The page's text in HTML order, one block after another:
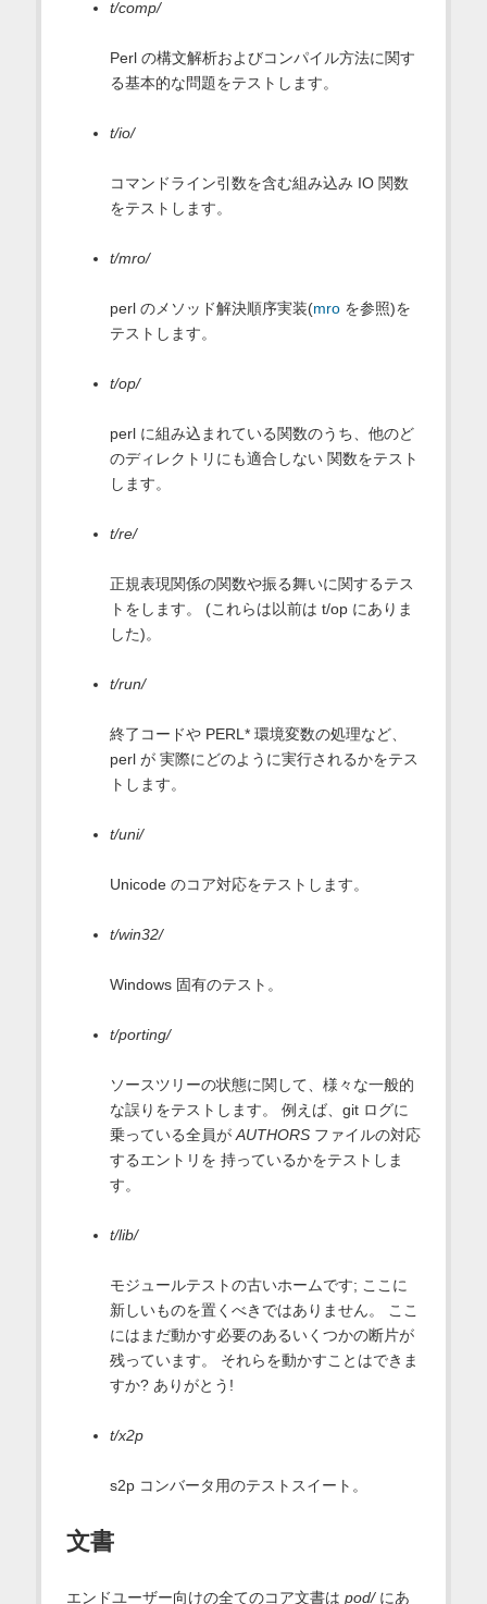
t/comp/
Perl の構文解析およびコンパイル方法に関す
る基本的な問題をテストします。
t/io/
コマンドライン引数を含む組み込み IO 関数
をテストします。
t/mro/
perl のメソッド解決順序実装(mroを参照)を
テストします。
t/op/
perl に組み込まれている関数のうち、他のど
のディレクトリにも適合しない 関数をテスト
します。
t/re/
正規表現関係の関数や振る舞いに関するテス
トをします。 (これらは以前は t/op にありま
した)。
t/run/
終了コードや PERL* 環境変数の処理など、
perl が 実際にどのように実行されるかをテス
トします。
t/uni/
Unicode のコア対応をテストします。
t/win32/
Windows 固有のテスト。
t/porting/
ソースツリーの状態に関して、様々な一般的
な誤りをテストします。 例えば、git ログに
乗っている全員が AUTHORSファイルの対応
するエントリを 持っているかをテストしま
す。
t/lib/
モジュールテストの古いホームです; ここに
新しいものを置くべきではありません。 ここ
にはまだ動かす必要のあるいくつかの断片が
残っています。 それらを動かすことはできま
すか? ありがとう!
t/x2p
s2p コンバータ用のテストスイート。
文書
エンドユーザー向けの全てのコア文書は pod/にあ